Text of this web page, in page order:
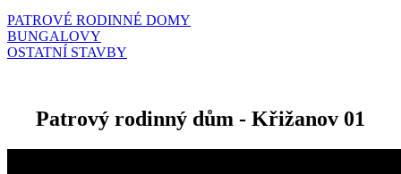
PATROVÉ RODINNÉ DOMY
BUNGALOVY
OSTATNÍ STAVBY
Patrový rodinný dům - Křižanov 01